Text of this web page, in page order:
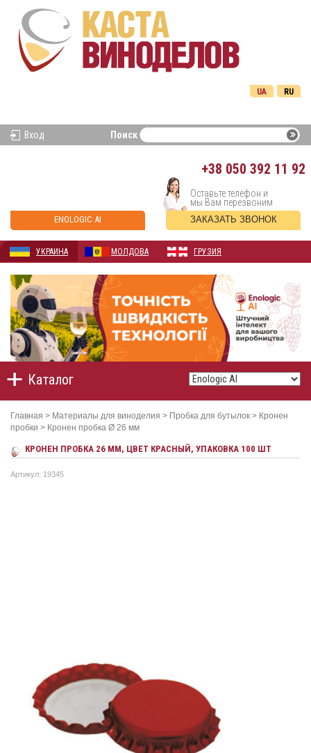
RU
UA
Вход Поиск
+38 050 392 11 92
ENOLOGIC AI
Оставьте телефон и
мы Вам перезвоним
ЗАКАЗАТЬ ЗВОНОК
УКРАИНА МОЛДОВА ГРУЗИЯ
Каталог
Главная > Материалы для виноделия > Пробка для бутылок > Кронен
пробки > Кронен пробка Ø 26 мм
КРОНЕН ПРОБКА 26 ММ, ЦВЕТ КРАСНЫЙ, УПАКОВКА 100 ШТ
Артикул: 19345